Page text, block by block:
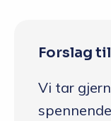
Forslag
Vi tar